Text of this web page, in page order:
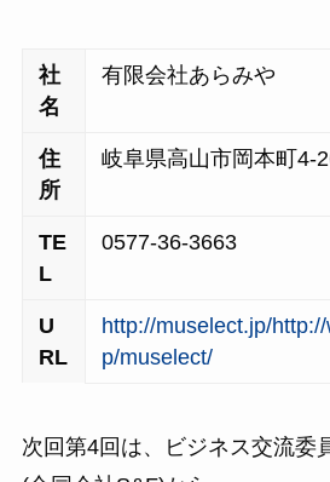
社
名
有限会社あらみや
住
所
岐阜県高山市岡本町4-
TE
L
0577-36-3663
U
RL
http://muselect.jp/
p/muselect/
次回第4回は、ビジネス交流委